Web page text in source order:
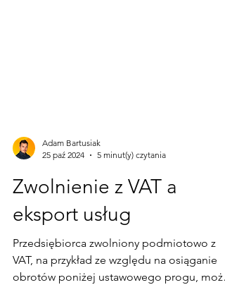
Adam Bartusiak
Zwolnienie z VAT a
eksport usług
Przedsiębiorca zwolniony podmiotowo z